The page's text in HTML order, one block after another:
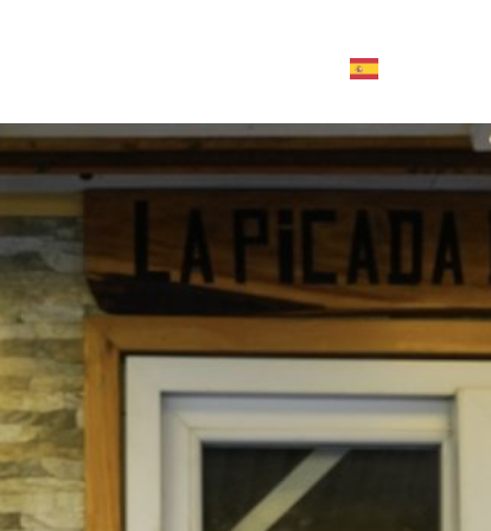
Y AGENCIAS ACTIVIDADES SERVICIOS